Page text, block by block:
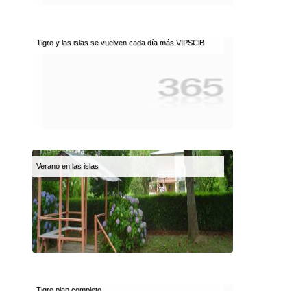
Tigre y las islas se vuelven cada día más VIPSClB
Verano en las islas